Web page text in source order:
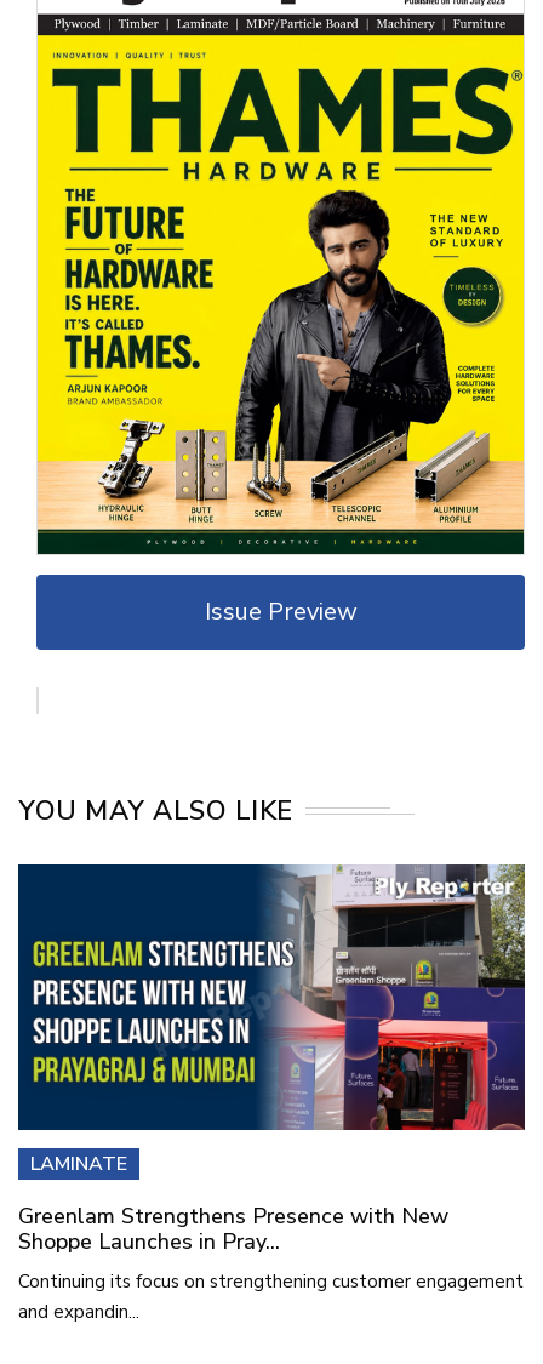
Issue Preview
YOU MAY ALSO LIKE
LAMINATE
Greenlam Strengthens Presence with New
Shoppe Launches in Pray...
Continuing its focus on strengthening customer engagement
and expandin...